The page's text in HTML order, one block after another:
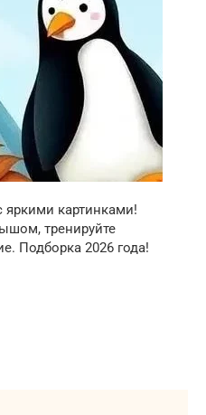
картинками!
тренируйте
Подборка 2026 года!